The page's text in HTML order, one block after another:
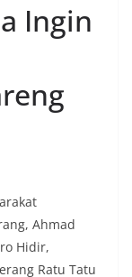
Ingin
Ahmad
Hidir,
Ratu Tatu